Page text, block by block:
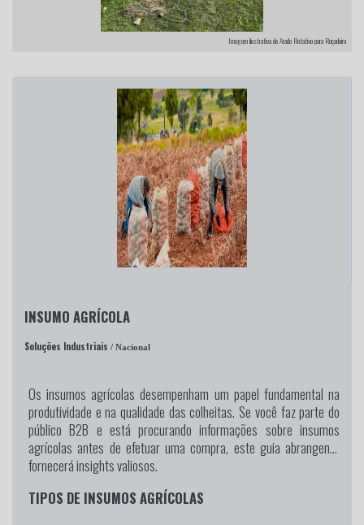
Imagem ilustrativa de Arado Rotativo para Roçadeira
INSUMO AGRÍCOLA
Soluções Industriais / Nacional
Os insumos agrícolas desempenham um papel fundamental na
produtividade e na qualidade das colheitas. Se você faz parte do
público B2B e está procurando informações sobre insumos
agrícolas antes de efetuar uma compra, este guia abrangente
fornecerá insights valiosos.
TIPOS DE INSUMOS AGRÍCOLAS